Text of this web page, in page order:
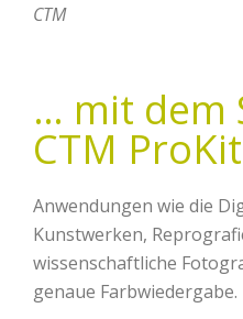
CTM
… mit dem
CTM ProKit
Anwendungen wie die
Kunstwerken,
wissenschaftliche
genaue Farbwiedergabe.